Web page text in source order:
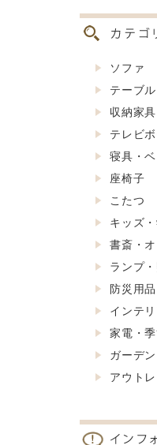
ソファ
テーブ
収納家具
テレビ
寝具・
座椅子
こたつ
キッズ
書斎・
ランプ
防災用品
インテ
家電・
ガーデ
アウトレ